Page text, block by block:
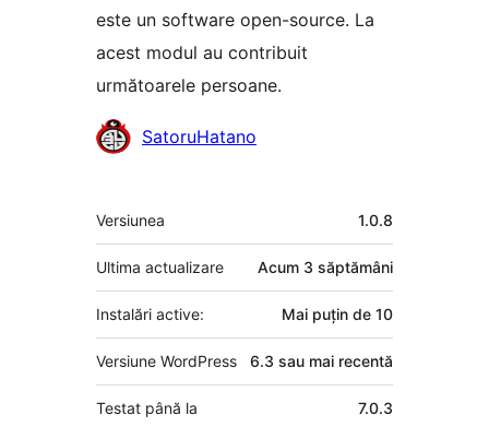
este un software open-source. La
acest modul au contribuit
următoarele persoane.
Contributori
SatoruHatano
Meta
Versiunea 1.0.8
Ultima actualizare Acum 3 săptămâni
Instalări active: Mai puțin de 10
Versiune WordPress 6.3 sau mai recentă
Testat până la 7.0.3